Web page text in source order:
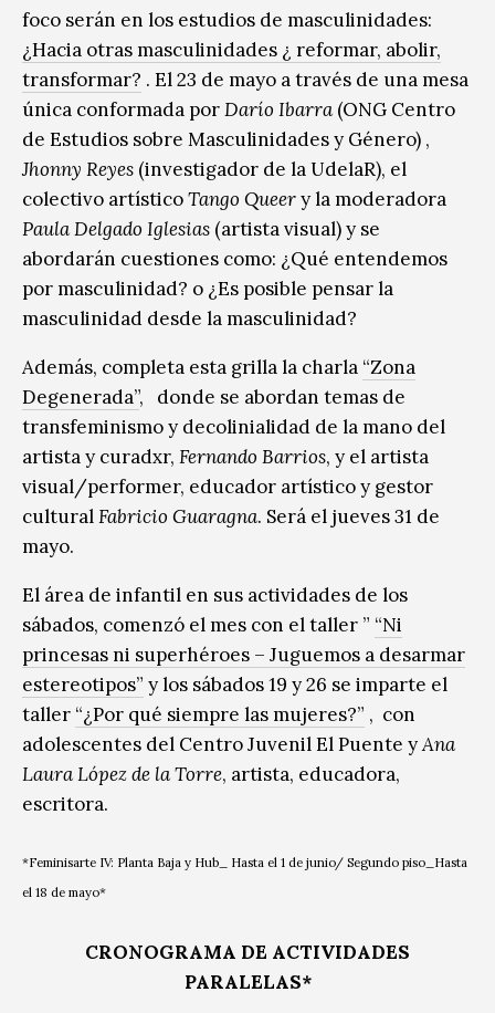
foco serán en los estudios de masculinidades:
¿Hacia otras masculinidades ¿ reformar, abolir,
transformar? . El 23 de mayo a través de una mesa
única conformada porDarío Ibarra (ONG Centro
de Estudios sobre Masculinidades y Género) ,
Jhonny Reyes (investigador de la UdelaR), el
colectivo artísticoTango Queery la moderadora
Paula Delgado Iglesias (artista visual) y se
abordarán cuestiones como: ¿Qué entendemos
por masculinidad? o ¿Es posible pensar la
masculinidad desde la masculinidad?
Además, completa esta grilla la charla “Zona
Degenerada”, donde se abordan temas de
transfeminismo y decolinialidad de la mano del
artista y curadxr, Fernando Barrios, y el artista
visual/performer, educador artístico y gestor
culturalFabricio Guaragna. Será el jueves 31 de
mayo.
El área de infantil en sus actividades de los
sábados, comenzó el mes con el taller ” “Ni
princesas ni superhéroes – Juguemos a desarmar
estereotipos” y los sábados 19 y 26 se imparte el
taller “¿Por qué siempre las mujeres?” , con
adolescentes del Centro Juvenil El Puente yAna
Laura López de la Torre, artista, educadora,
escritora.
*Feminisarte IV: Planta Baja y Hub_ Hasta el 1 de junio/ Segundo piso_Hasta
el 18 de mayo*
CRONOGRAMA DE ACTIVIDADES
PARALELAS*